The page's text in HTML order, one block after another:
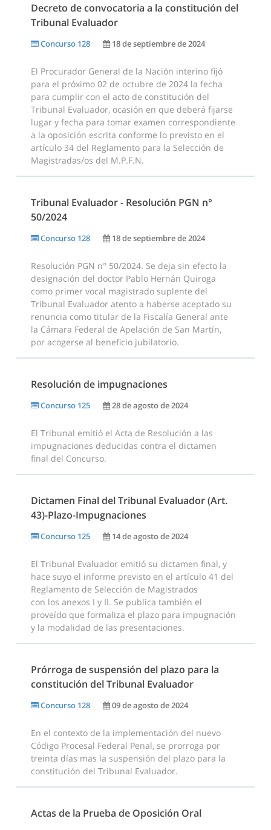
Decreto de convocatoria a la constitución del
Tribunal Evaluador
Concurso 128 18 de septiembre de 2024
El Procurador General de la Nación interino fijó
para el próximo 02 de octubre de 2024 la fecha
para cumplir con el acto de constitución del
Tribunal Evaluador, ocasión en que deberá fijarse
lugar y fecha para tomar examen correspondiente
a la oposición escrita conforme lo previsto en el
artículo 34 del Reglamento para la Selección de
Magistradas/os del M.P.F.N.
Tribunal Evaluador - Resolución PGN n°
50/2024
Concurso 128 18 de septiembre de 2024
Resolución PGN n° 50/2024. Se deja sin efecto la
designación del doctor Pablo Hernán Quiroga
como primer vocal magistrado suplente del
Tribunal Evaluador atento a haberse aceptado su
renuncia como titular de la Fiscalía General ante
la Cámara Federal de Apelación de San Martín,
por acogerse al beneficio jubilatorio.
Resolución de impugnaciones
Concurso 125 28 de agosto de 2024
El Tribunal emitió el Acta de Resolución a las
impugnaciones deducidas contra el dictamen
final del Concurso.
Dictamen Final del Tribunal Evaluador (Art.
43)-Plazo-Impugnaciones
Concurso 125 14 de agosto de 2024
El Tribunal Evaluador emitió su dictamen final, y
hace suyo el informe previsto en el artículo 41 del
Reglamento de Selección de Magistrados
con los anexos I y II. Se publica también el
proveído que formaliza el plazo para impugnación
y la modalidad de las presentaciones.
Prórroga de suspensión del plazo para la
constitución del Tribunal Evaluador
Concurso 128 09 de agosto de 2024
En el contexto de la implementación del nuevo
Código Procesal Federal Penal, se prorroga por
treinta días mas la suspensión del plazo para la
constitución del Tribunal Evaluador.
Actas de la Prueba de Oposición Oral